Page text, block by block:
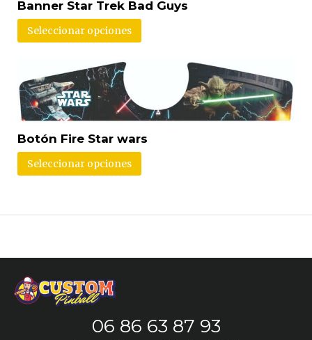
Banner Star Trek Bad Guys
Seleccionar opciones
Botón Fire Star wars
Seleccionar opciones
06 86 63 87 93